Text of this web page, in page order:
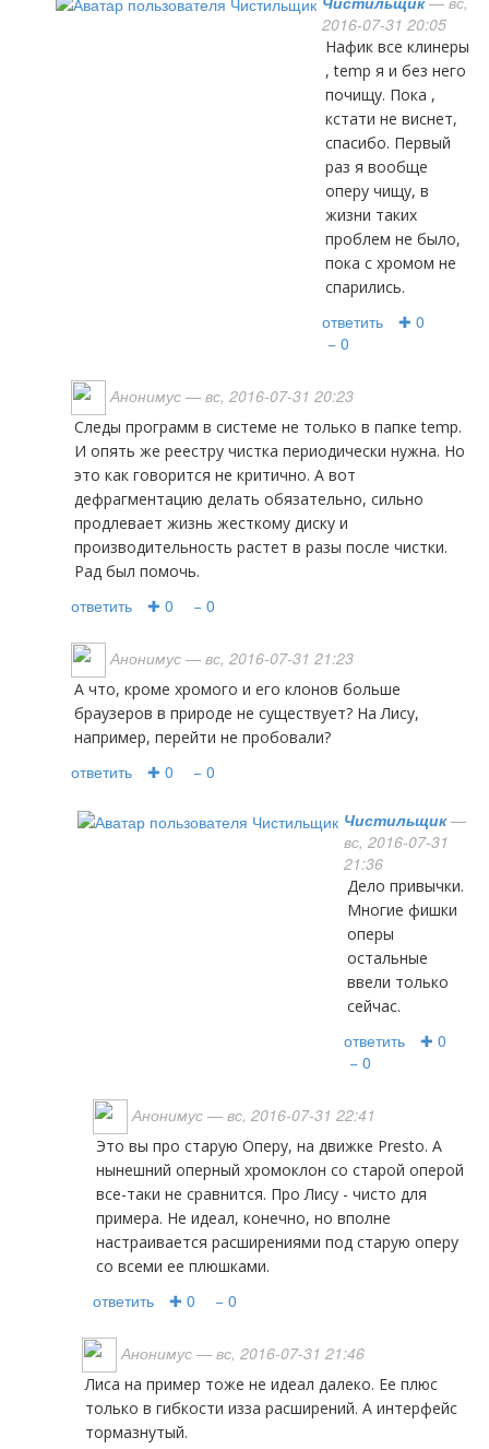
2016-07-31 20:05
нафик все клинеры
, temp я и без него
почищу. Пока ,
кстати не виснет,
спасибо. Первый
раз я вообще
оперу чищу, в
жизни таких
проблем не было,
пока с хромом не
спарились.
ответить
✚ 0
− 0
Анонимус — вс, 2016-07-31 20:23
Следы программ в системе не только в папке temp.
И опять же реестру чистка периодически нужна. Но
это как говорится не критично. А вот
дефрагментацию делать обязательно, сильно
продлевает жизнь жесткому диску и
производительность растет в разы после чистки.
Рад был помочь.
ответить ✚ 0 − 0
Анонимус — вс, 2016-07-31 21:23
А что, кроме хромого и его клонов больше
браузеров в природе не существует? На Лису,
например, перейти не пробовали?
ответить ✚ 0 − 0
Чистильщик—
вс, 2016-07-31
21:36
дело привычки.
Многие фишки
оперы
остальные
ввели только
сейчас.
ответить
✚ 0
− 0
Анонимус — вс, 2016-07-31 22:41
Это вы про старую Оперу, на движке Presto. А
нынешний оперный хромоклон со старой оперой
все-таки не сравнится. Про Лису - чисто для
примера. Не идеал, конечно, но вполне
настраивается расширениями под старую оперу
со всеми ее плюшками.
ответить ✚ 0 − 0
Анонимус — вс, 2016-07-31 21:46
Лиса на пример тоже не идеал далеко. Ее плюс
только в гибкости изза расширений. А интерфейс
тормазнутый.